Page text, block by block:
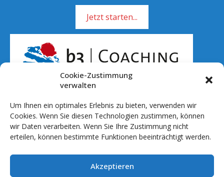
Cookie-Zustimmung
verwalten
Um Ihnen ein optimales Erlebnis zu bieten, verwenden wir
Cookies. Wenn Sie diesen Technologien zustimmen, können
wir Daten verarbeiten. Wenn Sie Ihre Zustimmung nicht
erteilen, können bestimmte Funktionen beeinträchtigt werden.
Akzeptieren
Jetzt starten...
Rufen Sie mich an!
01 51 - 701 041 20